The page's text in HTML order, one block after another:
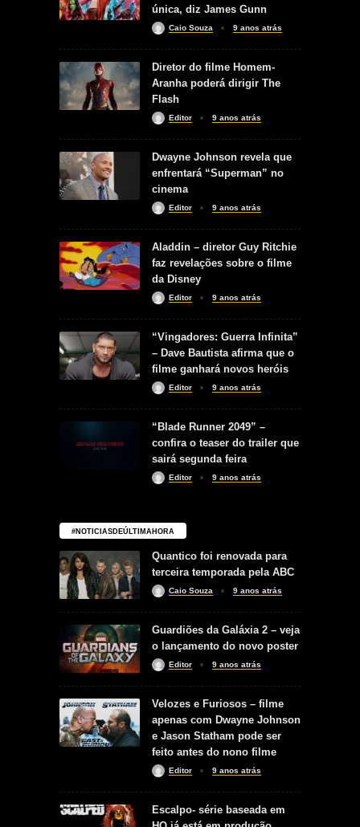
única, diz James Gunn
Caio Souza 9 anos atrás
Diretor do filme Homem-
Aranha poderá dirigir The
Flash
Editor 9 anos atrás
Dwayne Johnson revela que
enfrentará “Superman” no
cinema
Editor 9 anos atrás
Aladdin – diretor Guy Ritchie
faz revelações sobre o filme
da Disney
Editor 9 anos atrás
“Vingadores: Guerra Infinita”
– Dave Bautista afirma que o
filme ganhará novos heróis
Editor 9 anos atrás
“Blade Runner 2049” –
confira o teaser do trailer que
sairá segunda feira
Editor 9 anos atrás
#NOTICIASDEÚLTIMAHORA
Quantico foi renovada para
terceira temporada pela ABC
Caio Souza 9 anos atrás
Guardiões da Galáxia 2 – veja
o lançamento do novo poster
Editor 9 anos atrás
Velozes e Furiosos – filme
apenas com Dwayne Johnson
e Jason Statham pode ser
feito antes do nono filme
Editor 9 anos atrás
Escalpo- série baseada em